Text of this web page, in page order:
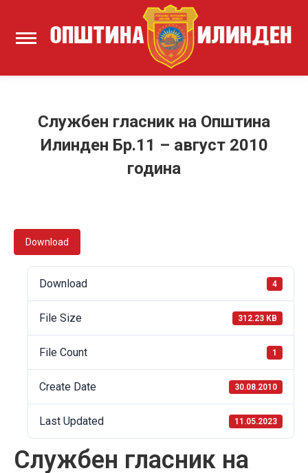
Службен гласник на Општина
Илинден Бр.11 – август 2010
година
Download
Download 4
File Size 312.23 KB
File Count 1
Create Date 30.08.2010
Last Updated 11.05.2023
Службен гласник на